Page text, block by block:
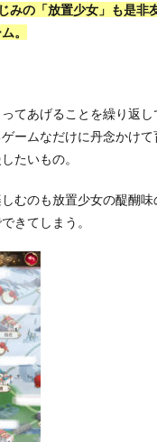
みの「放置少女」も是非
。
てあげることを繰り返し
ームなだけに丹念かけ
たいもの。
むのも放置少女の醍醐
きてしまう。